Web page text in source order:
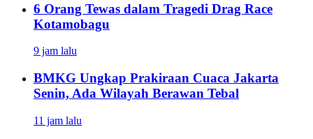
6 Orang Tewas dalam Tragedi Drag Race
Kotamobagu
9 jam lalu
BMKG Ungkap Prakiraan Cuaca Jakarta
Senin, Ada Wilayah Berawan Tebal
11 jam lalu